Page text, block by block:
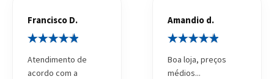
Atendimento de
acordo com a
Francisco D.
Boa loja, preços
médios...
Amandio d.